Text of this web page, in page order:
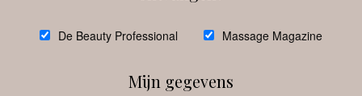
De Beauty Professional Massage Magazine
Mijn gegevens